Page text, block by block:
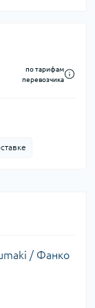
по тарифам
перевозчика
/ Фанко